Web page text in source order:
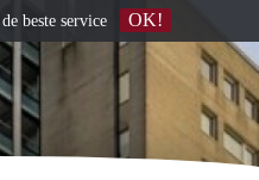
beste service OK!